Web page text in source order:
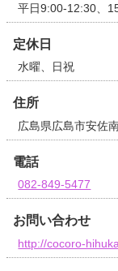
平日9:00-12:30、
定休日
水曜、日祝
住所
広島県広島市安佐
電話
082-849-5477
お問い合わせ
http://cocoro-